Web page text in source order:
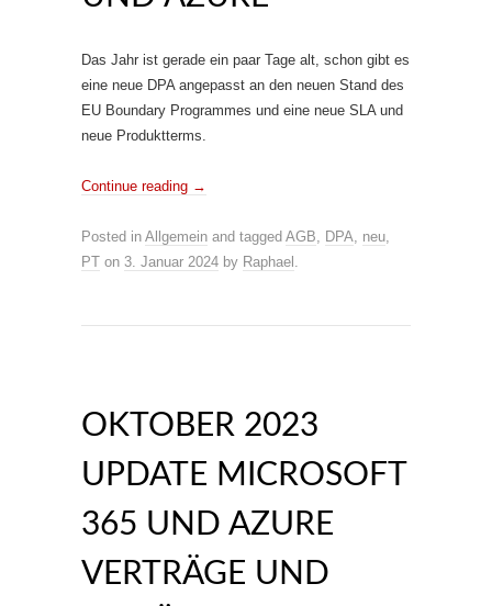
Das Jahr ist gerade ein paar Tage alt, schon gibt es
eine neue DPA angepasst an den neuen Stand des
EU Boundary Programmes und eine neue SLA und
neue Produktterms.
Continue reading →
Posted in Allgemein and tagged AGB, DPA, neu,
PT on 3. Januar 2024 by Raphael .
OKTOBER 2023
UPDATE MICROSOFT
365 UND AZURE
VERTRÄGE UND